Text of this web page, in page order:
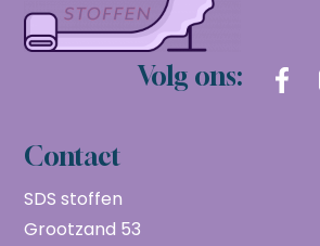
Volg ons:
Contact
SDS stoffen
Grootzand 53